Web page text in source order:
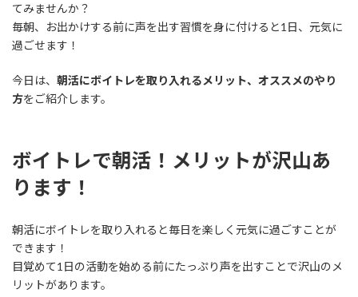
てみませんか？
毎朝、お出かけする前に声を出す習慣を身に付けると1日、元気に
過ごせます！
今日は、 朝活にボイトレを取り入れるメリット、オススメのやり
方をご紹介します。
ボイトレで朝活！メリットが沢山あ
ります！
朝活にボイトレを取り入れると毎日を楽しく元気に過ごすことが
できます！
目覚めて1日の活動を始める前にたっぷり声を出すことで沢山のメ
リットがあります。